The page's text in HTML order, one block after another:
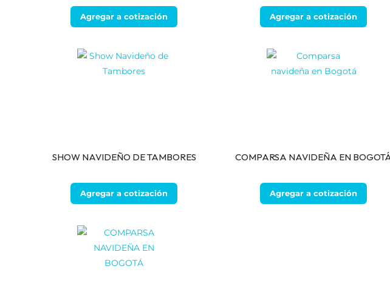
Agregar a cotización Agregar a cotización
SHOW NAVIDEÑO DE TAMBORES
Agregar a cotización
COMPARSA NAVIDEÑA EN
Agregar a cotización